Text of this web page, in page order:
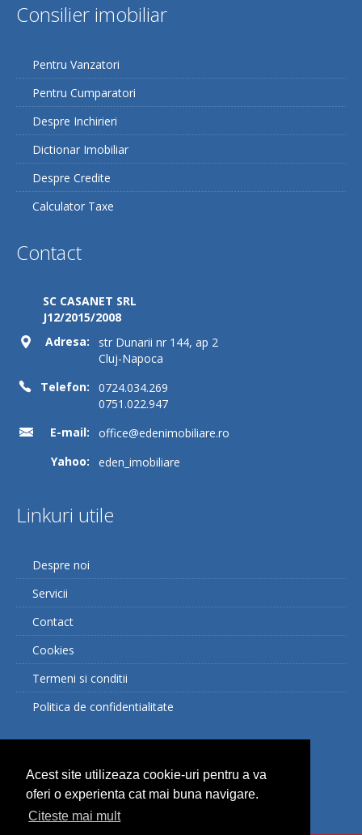
Acest site utilizeaza cookie-uri pentru a va
oferi o experienta cat mai buna navigare.
Citeste mai mult
Consilier imobiliar
Pentru Vanzatori
Pentru Cumparatori
Despre Inchirieri
Dictionar Imobiliar
Despre Credite
Calculator Taxe
Contact
SC CASANET SRL
J12/2015/2008
Adresa:
str Dunarii nr 144, ap 2
Cluj-Napoca
Telefon:
0724.034.269
0751.022.947
E-mail:
office@edenimobiliare.ro
Yahoo:
eden_imobiliare
Linkuri utile
Despre noi
Servicii
Contact
Cookies
Termeni si conditii
Politica de confidentialitate